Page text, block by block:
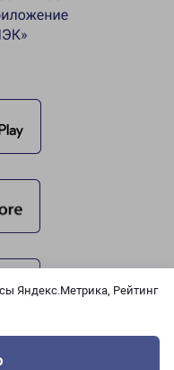
Яндекс.Метрика, Рейтинг